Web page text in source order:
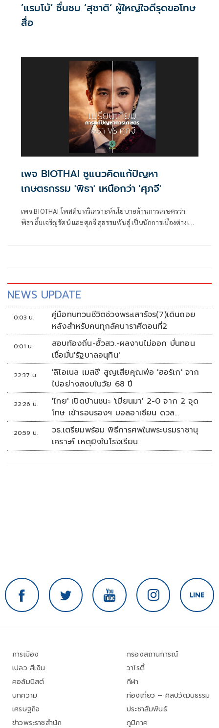
’แรมโบ้‘ ชื่นชม ‘สุชาติ‘ ผู้ใหญ่ใจดีรุดขอโทษ
สื่อ
เพจ BIOTHAI ชูแนวคิดแก้ปัญหา
เกษตรกรรม 'พิธา' เหนือกว่า 'ศุภจี'
เพจ BIOTHAI โพสต์บทวิเคราะห์นโยบายด้านการเกษตรว่า
พิธา ลิ้มเจริญรัตน์ และศุภจี สุธรรมพันธุ์ เป็นนักการเมืองต่างเส้น
NEWS UPDATE
0:03 น.
คู่มือทบทวนชีวิตช่วงพระเสาร์จร(7)เดินถอย
หลังสำหรับคนทุกลัคนาราศีตอนที่2
0:01 น.
สอบท้องถิ่น-ฮั้วสว.-ผลงานไม่ออก บั่นทอน
เชื่อมั่น'รัฐบาลอนุทิน'
22:37 น.
'ลิโอเนล เมสซี' สูญเสียคุณพ่อ 'ฮอร์เก' จาก
ไปอย่างสงบในวัย 68 ปี
22:26 น.
'ไทย' เปิดบ้านชนะ 'เมียนมา' 2-0 จาก 2 จุด
โทษ เข้ารอบรองฯ บอลอาเซียน ดวล
'สิงคโปร์'
20:59 น.
วธ.เตรียมพร้อม พิธีการศพในพระบรมราชานุ
เคราะห์ เหตุยิงในโรงเรียน
การเมือง
เปลว สีเงิน
คอลัมนิสต์
บทความ
เศรษฐกิจ
ข่าวพระราชสำนัก
กรองสถานการณ์
วาไรตี้
กีฬา
ท่องเที่ยว – ศิลปวัฒนธรรม
ประชาสัมพันธ์
ภูมิภาค